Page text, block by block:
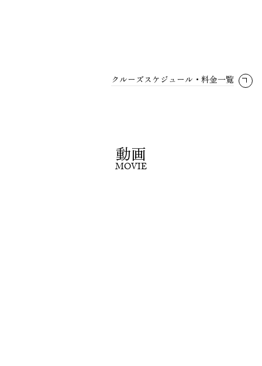
クルーズスケジュール・料金一覧
動画
MOVIE